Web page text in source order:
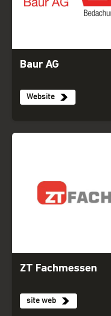
Baur AG
Website
ZT Fachmessen
site web